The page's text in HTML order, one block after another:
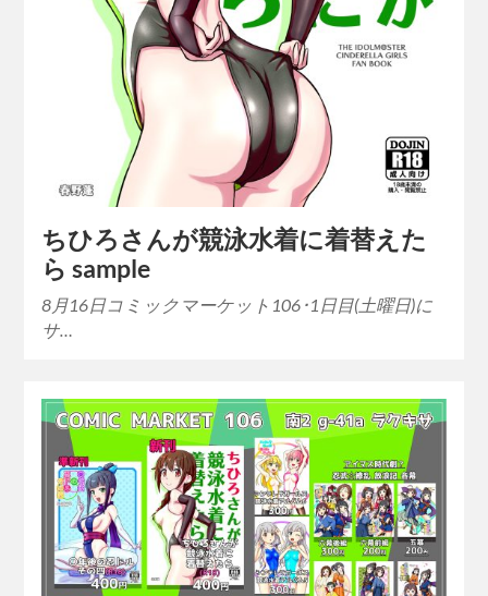
ちひろさんが競泳水着に着替えた
ら sample
8月16日コミックマーケット106･1日目(土曜日)に
サ…